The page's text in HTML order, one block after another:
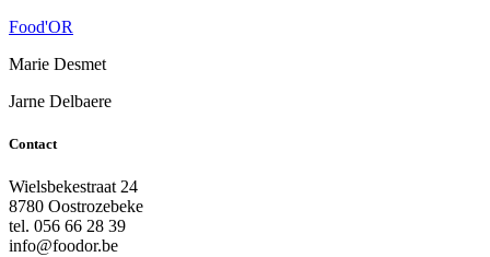
Food'OR
Marie Desmet
Jarne Delbaere
Contact
Wielsbekestraat 24
8780 Oostrozebeke
tel. 056 66 28 39
info@foodor.be